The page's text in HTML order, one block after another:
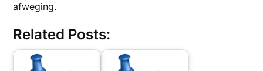
afweging.
Related Posts: